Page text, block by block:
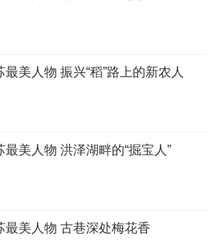
最美人物 振兴“稻”路上的新农人
最美人物 洪泽湖畔的“掘宝人”
最美人物 古巷深处梅花香